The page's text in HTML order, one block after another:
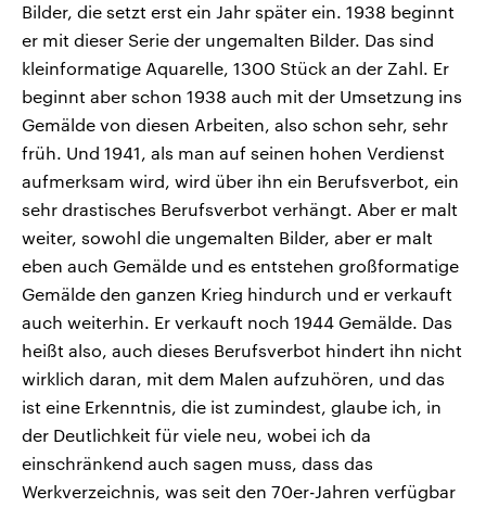
Bilder, die setzt erst ein Jahr später ein. 1938 beginnt
er mit dieser Serie der ungemalten Bilder. Das sind
kleinformatige Aquarelle, 1300 Stück an der Zahl. Er
beginnt aber schon 1938 auch mit der Umsetzung ins
Gemälde von diesen Arbeiten, also schon sehr, sehr
früh. Und 1941, als man auf seinen hohen Verdienst
aufmerksam wird, wird über ihn ein Berufsverbot, ein
sehr drastisches Berufsverbot verhängt. Aber er malt
weiter, sowohl die ungemalten Bilder, aber er malt
eben auch Gemälde und es entstehen großformatige
Gemälde den ganzen Krieg hindurch und er verkauft
auch weiterhin. Er verkauft noch 1944 Gemälde. Das
heißt also, auch dieses Berufsverbot hindert ihn nicht
wirklich daran, mit dem Malen aufzuhören, und das
ist eine Erkenntnis, die ist zumindest, glaube ich, in
der Deutlichkeit für viele neu, wobei ich da
einschränkend auch sagen muss, dass das
Werkverzeichnis, was seit den 70er-Jahren verfügbar